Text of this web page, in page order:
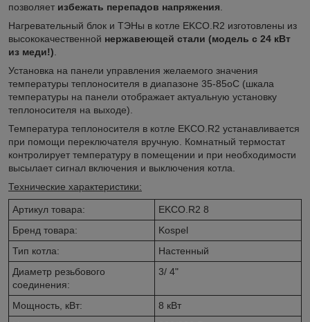
позволяет избежать перепадов напряжения
Нагревательный блок и ТЭНы в котле EKCO.R2 изготовлены из
высококачественной нержавеющей стали (модель с 24 кВт
из меди!)
Установка на панели управления желаемого значения
температуры теплоносителя в диапазоне 35-85oC (шкала
температуры на панели отображает актуальную установку
теплоносителя на выходе).
Температура теплоносителя в котле EKCO.R2 устанавливается
при помощи переключателя вручную. Комнатный термостат
контролирует температуру в помещении и при необходимости
высылает сигнал включения и выключения котла.
Технические характеристики:
Артикул товара:
EKCO.R2 8
Бренд товара:
Kospel
Тип котла:
Настенный
Диаметр резьбового
соединения:
3/ 4"
Мощность, кВт:
8 кВт